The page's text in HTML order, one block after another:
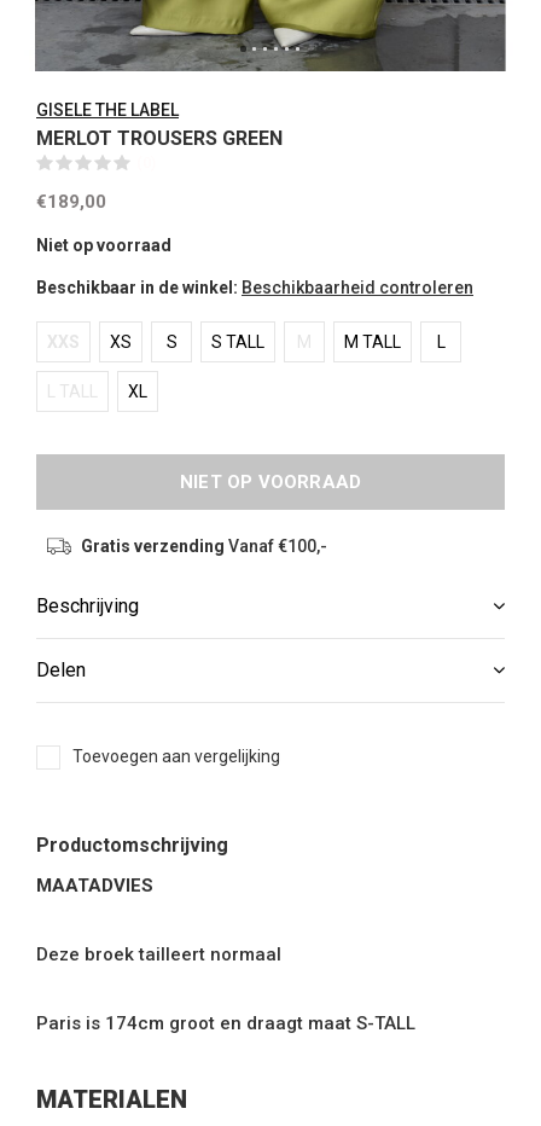
GISELE THE LABEL
MERLOT TROUSERS GREEN
€189,00
Niet op voorraad
Beschikbaar in de winkel: Beschikbaarheid controleren
XXS XS S S TALL M M TALL L
L TALL XL
NIET OP VOORRAAD
Gratis verzending Vanaf €100,-
Beschrijving
Delen
Toevoegen aan vergelijking
Productomschrijving
MAATADVIES
Deze broek tailleert normaal
Paris is 174cm groot en draagt maat S-TALL
MATERIALEN